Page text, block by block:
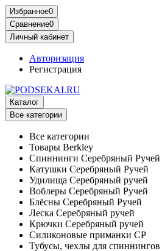
Избранное0
Сравнение0
Личный кабинет
Авторизация
Регистрация
Каталог
Все категории
Все категории
Товары Berkley
Спиннинги Серебряный Ручей
Катушки Серебряный Ручей
Удилища Серебряный ручей
Воблеры Серебряный Ручей
Блёсны Серебряный Ручей
Леска Серебряный ручей
Крючки Серебряный ручей
Силиконовые приманки СР
Тубусы, чехлы для